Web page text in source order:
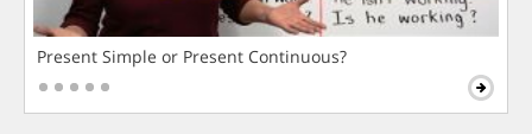
Present Simple or Present Continuous?